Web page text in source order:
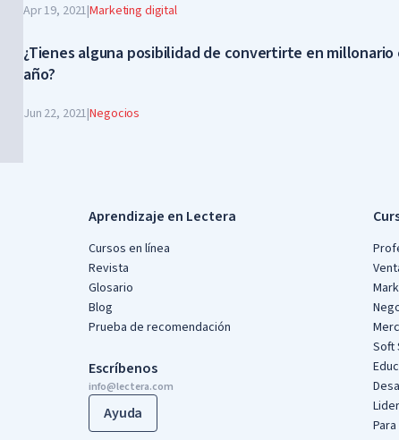
son verdaderas y cuáles son falsas!
Apr 19, 2021|Marketing digital
¿Tienes alguna posibilidad de convertirte en millonario
año?
Jun 22, 2021|Negocios
Aprendizaje en Lectera
Cursos en línea
Revista
Glosario
Blog
Prueba de recomendación
Escríbenos
info@lectera.com
Ayuda
Soft